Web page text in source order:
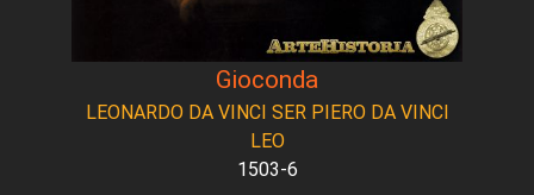
Gioconda
LEONARDO DA VINCI SER PIERO DA VINCI
LEO
1503-6